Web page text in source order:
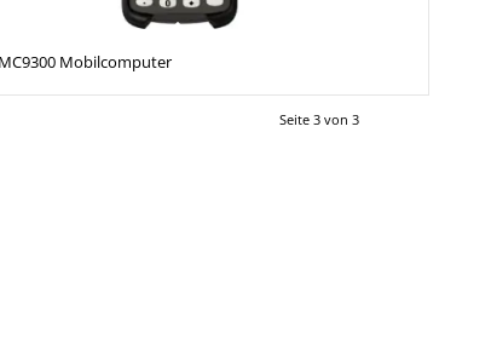
Mobilcomputer
Seite 3 von 3